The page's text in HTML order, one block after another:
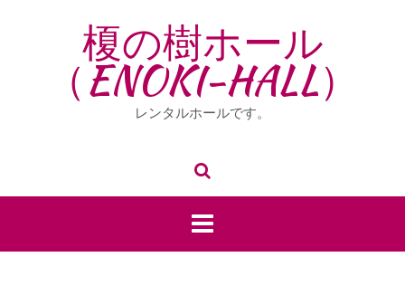
榎の樹ホール
（ENOKI-HALL）
レンタルホールです。